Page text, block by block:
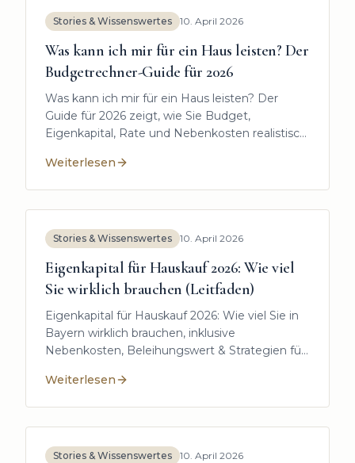
Stories & Wissenswertes 10. April 2026
Was kann ich mir für ein Haus leisten? Der
Budgetrechner-Guide für 2026
Was kann ich mir für ein Haus leisten? Der
Guide für 2026 zeigt, wie Sie Budget,
Eigenkapital, Rate und Nebenkosten realistisch
Weiterlesen
:Was kann ich mir für ein Haus leisten? Der
Stories & Wissenswertes 10. April 2026
Eigenkapital für Hauskauf 2026: Wie viel
Sie wirklich brauchen (Leitfaden)
Eigenkapital für Hauskauf 2026: Wie viel Sie in
Bayern wirklich brauchen, inklusive
Nebenkosten, Beleihungswert & Strategien für
Weiterlesen
:Eigenkapital für Hauskauf 2026: Wie viel Sie
Stories & Wissenswertes 10. April 2026